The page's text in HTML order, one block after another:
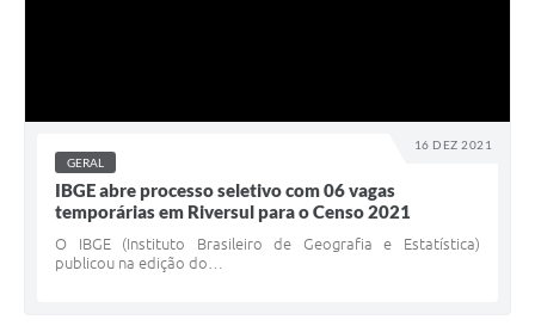
16 DEZ 2021
GERAL
IBGE abre processo seletivo com 06 vagas
temporárias em Riversul para o Censo 2021
O IBGE (Instituto Brasileiro de Geografia e Estatística)
publicou na edição do…